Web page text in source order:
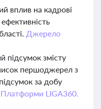
вплив на кадрові
Джерело
підсумок змісту
першоджерел з
за добу
Платформи LIGA360.